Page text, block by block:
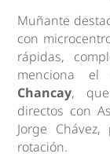
Muñante
con
rápidas,
menciona el
Chancay,
directos con
Jorge
rotación.